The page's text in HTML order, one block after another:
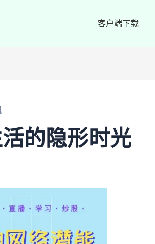
客户端下载
的隐形时光